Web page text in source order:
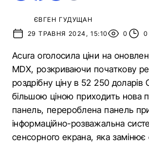
ЄВГЕН ГУДУЩАН
29 ТРАВНЯ 2024, 15:10
0
Acura оголосила ціни на
MDX, розкриваючи початкову
роздрібну ціну в 52 250
більшою ціною приходить нова
панель, перероблена панель
інформаційно-розважальна
сенсорного екрана, яка замінює